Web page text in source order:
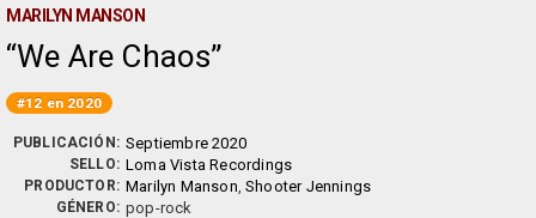
MARILYN MANSON
We Are Chaos
#12 en 2020
PUBLICACIÓN: Septiembre 2020
SELLO: Loma Vista Recordings
PRODUCTOR: Marilyn Manson ,Shooter Jennings
GÉNERO: pop-rock